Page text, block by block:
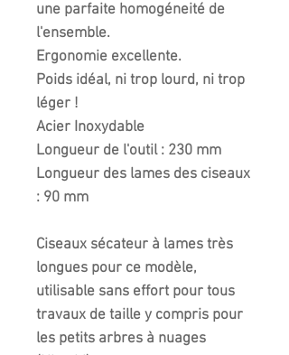
une parfaite homogéneité de
l'ensemble.
Ergonomie excellente.
Poids idéal, ni trop lourd, ni trop
léger !
Acier Inoxydable
Longueur de l'outil : 230 mm
Longueur des lames des ciseaux
: 90 mm
Ciseaux sécateur à lames très
longues pour ce modèle,
utilisable sans effort pour tous
travaux de taille y compris pour
les petits arbres à nuages